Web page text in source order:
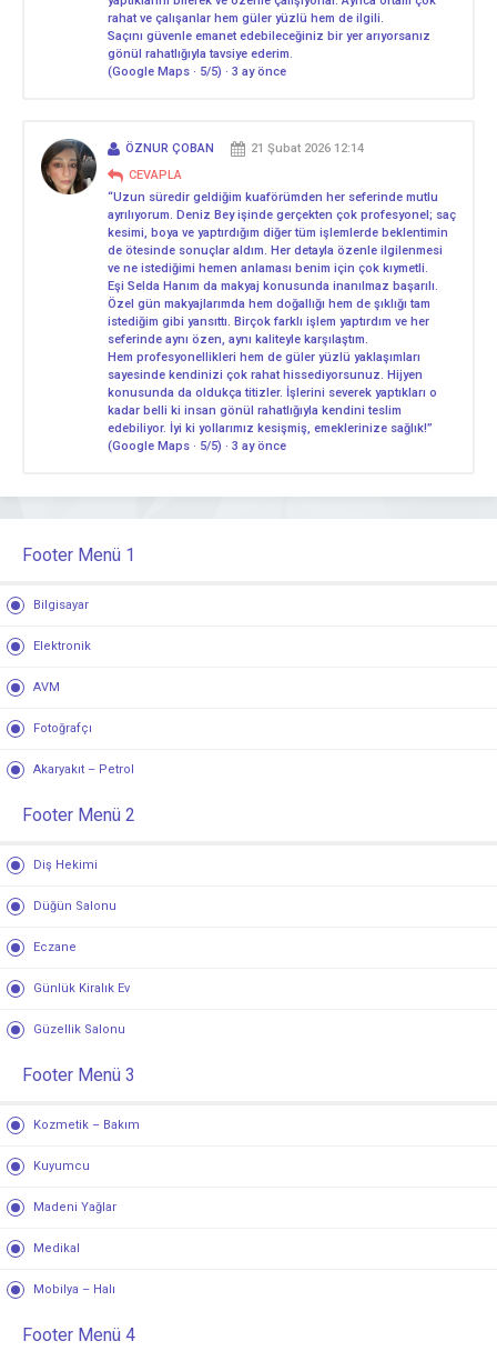
rahat ve çalışanlar hem güler yüzlü hem de ilgili.
Saçını güvenle emanet edebileceğiniz bir yer arıyorsanız
gönül rahatlığıyla tavsiye ederim.
(Google Maps · 5/5) · 3 ay önce
ÖZNUR ÇOBAN
21 Şubat 2026 12:14
CEVAPLA
“Uzun süredir geldiğim kuaförümden her seferinde mutlu
ayrılıyorum. Deniz Bey işinde gerçekten çok profesyonel; saç
kesimi, boya ve yaptırdığım diğer tüm işlemlerde beklentimin
de ötesinde sonuçlar aldım. Her detayla özenle ilgilenmesi
ve ne istediğimi hemen anlaması benim için çok kıymetli.
Eşi Selda Hanım da makyaj konusunda inanılmaz başarılı.
Özel gün makyajlarımda hem doğallığı hem de şıklığı tam
istediğim gibi yansıttı. Birçok farklı işlem yaptırdım ve her
seferinde aynı özen, aynı kaliteyle karşılaştım.
Hem profesyonellikleri hem de güler yüzlü yaklaşımları
sayesinde kendinizi çok rahat hissediyorsunuz. Hijyen
konusunda da oldukça titizler. İşlerini severek yaptıkları o
kadar belli ki insan gönül rahatlığıyla kendini teslim
edebiliyor. İyi ki yollarımız kesişmiş, emeklerinize sağlık!”
(Google Maps · 5/5) · 3 ay önce
Footer Menü 1
Bilgisayar
Elektronik
AVM
Fotoğrafçı
Akaryakıt – Petrol
Footer Menü 2
Diş Hekimi
Düğün Salonu
Eczane
Günlük Kiralık Ev
Güzellik Salonu
Footer Menü 3
Kozmetik – Bakım
Kuyumcu
Madeni Yağlar
Medikal
Mobilya – Halı
Footer Menü 4